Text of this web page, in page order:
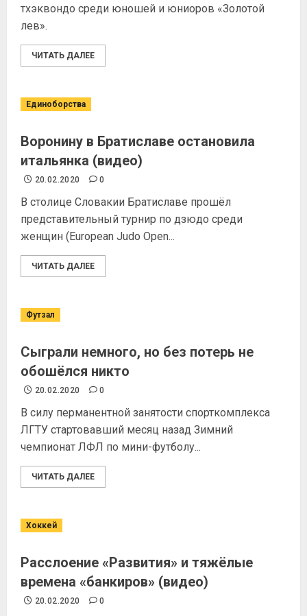
тхэквондо среди юношей и юниоров «Золотой
лев».
ЧИТАТЬ ДАЛЕЕ
Единоборства
Воронину в Братиславе остановила
итальянка (видео)
20.02.2020 0
В столице Словакии Братиславе прошёл
представительный турнир по дзюдо среди
женщин (European Judo Open...
ЧИТАТЬ ДАЛЕЕ
Футзал
Сыграли немного, но без потерь не
обошёлся никто
20.02.2020 0
В силу перманентной занятости спорткомплекса
ЛГТУ стартовавший месяц назад Зимний
чемпионат ЛФЛ по мини-футболу...
ЧИТАТЬ ДАЛЕЕ
Хоккей
Расслоение «Развития» и тяжёлые
времена «банкиров» (видео)
20.02.2020 0